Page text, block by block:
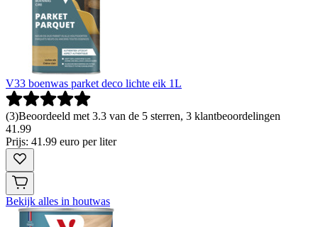
V33 boenwas parket deco lichte eik 1L
(3)Beoordeeld met 3.3 van de 5 sterren, 3 klantbeoordelingen
41 .99
Prijs: 41.99 euro per liter
Bekijk alles in houtwas